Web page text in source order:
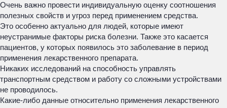
Очень важно провести индивидуальную оценку соотношения
полезных свойств и угроз перед применением средства.
Это особенно актуально для людей, которые имеют
неустранимые факторы риска болезни. Также это касается
пациентов, у которых появилось это заболевание в период
применения лекарственного препарата.
Никаких исследований на способность управлять
транспортным средством и работу со сложными устройствами
не проводилось.
Какие-либо данные относительно применения лекарственного